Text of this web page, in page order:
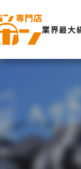
業界最大